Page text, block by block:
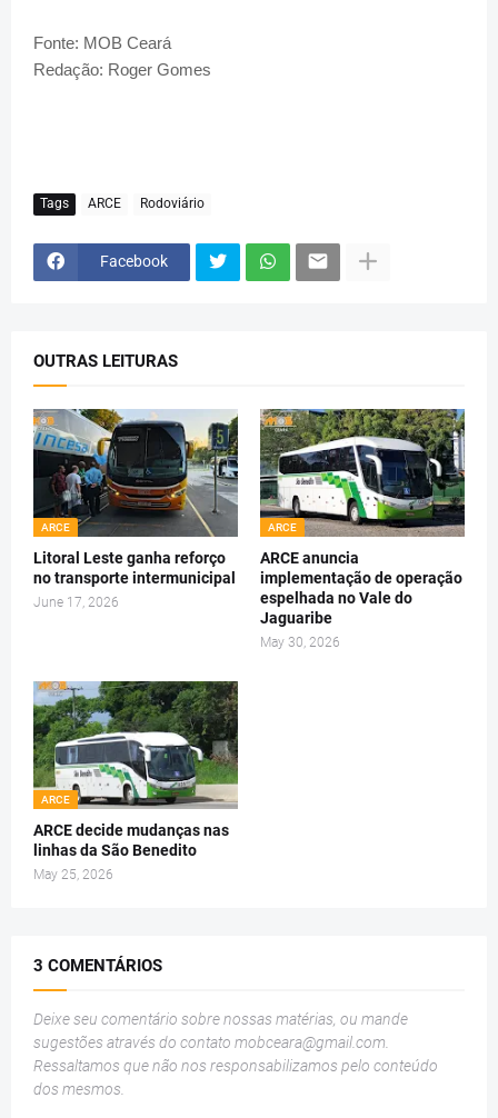
Fonte: MOB Ceará
Redação: Roger Gomes
Tags ARCE Rodoviário
Facebook
OUTRAS LEITURAS
ARCE
Litoral Leste ganha reforço
no transporte intermunicipal
June 17, 2026
ARCE
ARCE anuncia
implementação de operação
espelhada no Vale do
Jaguaribe
May 30, 2026
ARCE
ARCE decide mudanças nas
linhas da São Benedito
May 25, 2026
3 COMENTÁRIOS
Deixe seu comentário sobre nossas matérias, ou mande
sugestões através do contato mobceara@gmail.com
Ressaltamos que não nos responsabilizamos pelo conteúdo
dos mesmos.